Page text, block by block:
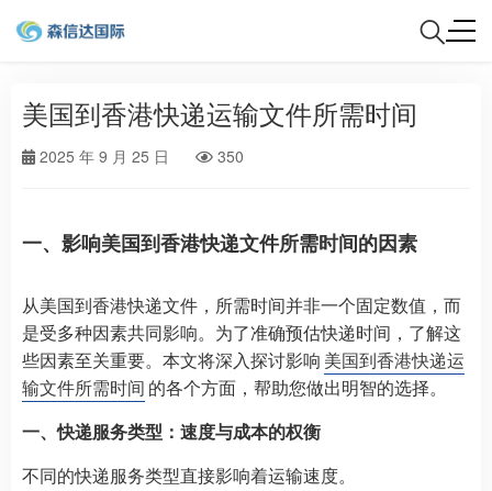
美国到香港快递运输文件所需时间
2025 年 9 月 25 日 350
一、影响美国到香港快递文件所需时间的因素
从美国到香港快递文件，所需时间并非一个固定数值，而
是受多种因素共同影响。为了准确预估快递时间，了解这
些因素至关重要。本文将深入探讨影响 美国到香港快递运
输文件所需时间 的各个方面，帮助您做出明智的选择。
一、快递服务类型：速度与成本的权衡
不同的快递服务类型直接影响着运输速度。